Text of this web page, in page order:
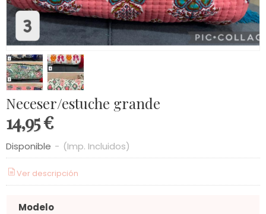
Neceser/estuche grande
14,95 €
Disponible - (Imp. Incluidos)
Ver descripción
Modelo